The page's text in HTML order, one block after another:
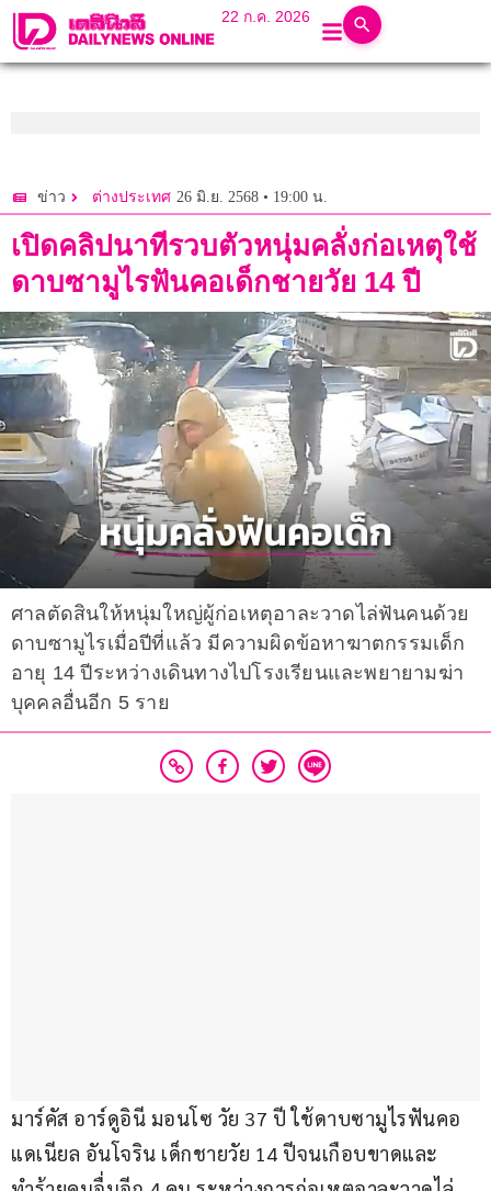
22 ก.ค. 2026
ข่าว ต่างประเทศ 26 มิ.ย. 2568 • 19:00 น.
เปิดคลิปนาทีรวบตัวหนุ่มคลั่งก่อเหตุใช้
ดาบซามูไรฟันคอเด็กชายวัย 14 ปี
ศาลตัดสินให้หนุ่มใหญ่ผู้ก่อเหตุอาละวาดไล่ฟันคนด้วย
ดาบซามูไรเมื่อปีที่แล้ว มีความผิดข้อหาฆาตกรรมเด็ก
อายุ 14 ปีระหว่างเดินทางไปโรงเรียนและพยายามฆ่า
บุคคลอื่นอีก 5 ราย
มาร์คัส อาร์ดูอินี มอนโซ วัย 37 ปี ใช้ดาบซามูไรฟันคอ
แดเนียล อันโจริน เด็กชายวัย 14 ปีจนเกือบขาดและ